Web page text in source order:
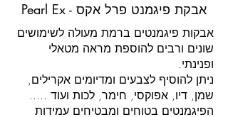
Pearl Ex - אבקת פיגמנט פרל אקס
אבקות פיגמנטים ברמת מעולה לשימושים
שונים ורבים להוספת מראה מטאלי
ופנינתי.
ניתן להוסיף לצבעים ומדיומים אקרילים,
שמן, דיו, אפוקסי, חימר, לכות ועוד .....
הפיגמנטים בטוחים ומבטיחים עמידות